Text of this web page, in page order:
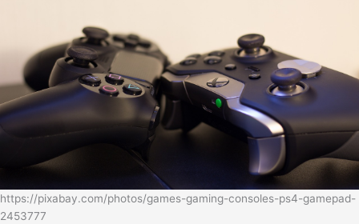
https://pixabay.com/photos/games-gaming-consoles-ps4-gamepad-
2453777